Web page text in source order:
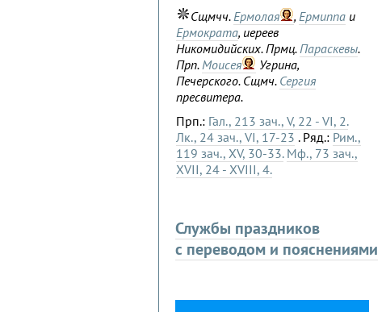
Сщмчч.Ермолая , Ермиппа и
Ермократа, иереев
Никомидийских. Прмц.Параскевы.
Прп.Моисея
Угрина,
Печерского. Сщмч. Сергия
пресвитера.
Прп.: Гал., 213 зач., V, 22 - VI, 2.
Лк., 24 зач., VI, 17-23 . Ряд.: Рим.,
119 зач., XV, 30-33. Мф., 73 зач.,
XVII, 24 - XVIII, 4.
Службы праздников
с переводом и пояснениями